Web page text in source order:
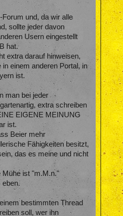
und, da wir alle
sollte jeder davon
Usern eingestellt
hat.
extra darauf hinweisen,
einem anderen Portal, in
ist.
man bei jeder
extra schreiben
EIGENE MEINUNG
ist.
Beier mehr
Fähigkeiten besitzt,
das es meine und nicht
Mühe ist "m.M.n."
eben.
bestimmten Thread
soll, wer ihn